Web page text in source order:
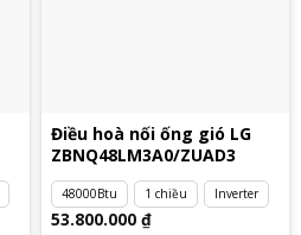
Điều hoà nối ống gió LG
ZBNQ48LM3A0/ZUAD3
48000Btu 1 chiều Inverter
53.800.000 ₫